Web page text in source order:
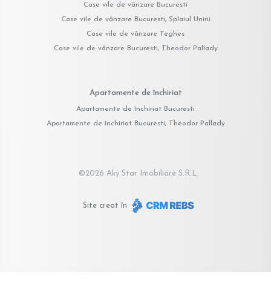
Case vile de vânzare Bucuresti
Case vile de vânzare Bucuresti, Splaiul Unirii
Case vile de vânzare Teghes
Case vile de vânzare Bucuresti, Theodor Pallady
Apartamente de închiriat
Apartamente de închiriat Bucuresti
Apartamente de închiriat Bucuresti, Theodor Pallady
©2026 Aky Star Imobiliare S.R.L.
Site creat în